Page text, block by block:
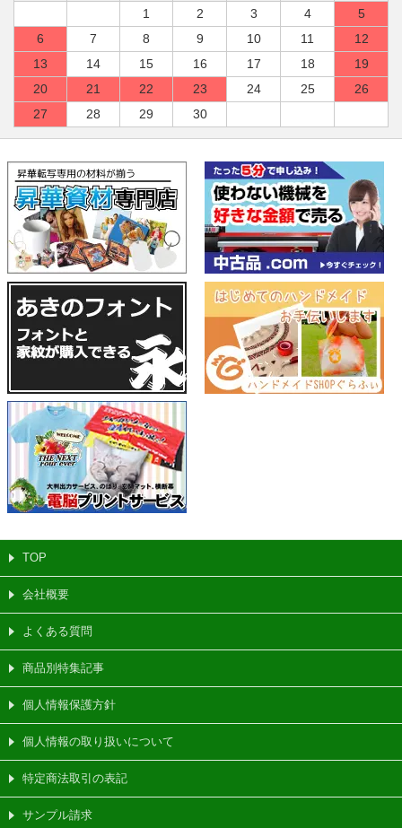
1 2 3 4
5
6
7 8 9 10 11
12
13
14 15 16 17 18
19
20
21 22 23 24 25
26
27
28 29 30
TOP
会社概要
よくある質問
商品別特集記事
個人情報保護方針
個人情報の取り扱いについて
特定商法取引の表記
サンプル請求